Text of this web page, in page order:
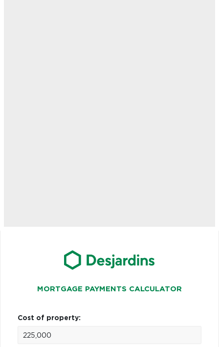
MORTGAGE PAYMENTS CALCULATOR
Cost of property: